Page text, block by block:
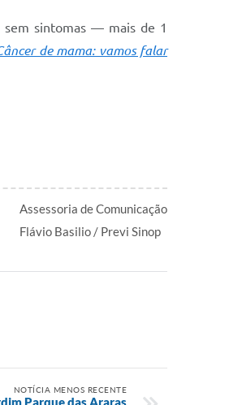
sem sintomas — mais de 1
de mama: vamos falar
Assessoria de Comunicação
Flávio Basilio / Previ Sinop
NOTÍCIA MENOS RECENTE
Parque das Araras